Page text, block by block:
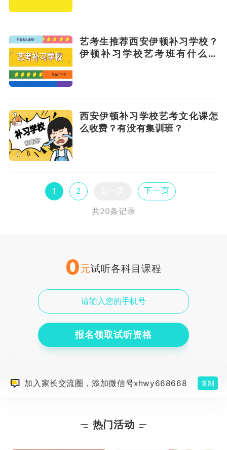
艺考生推荐西安伊顿补习学校？
伊顿补习学校艺考班有什么优
西安伊顿补习学校艺考文化课怎
么收费？有没有集训班？
1 2 下一页
共20条记录
0元试听各科目课程
报名领取试听资格
加入家长交流圈，添加微信号xhwy668668 复制
热门活动